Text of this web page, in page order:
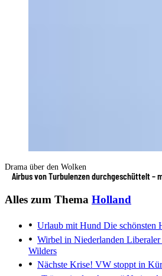
Drama über den Wolken
Airbus von Turbulenzen durchgeschüttelt –
Alles zum Thema Holland
Urlaub mit Hund Die schönsten
Wirbel in Niederlanden Liberaler
Wilders
Nächste Krise! VW stoppt in